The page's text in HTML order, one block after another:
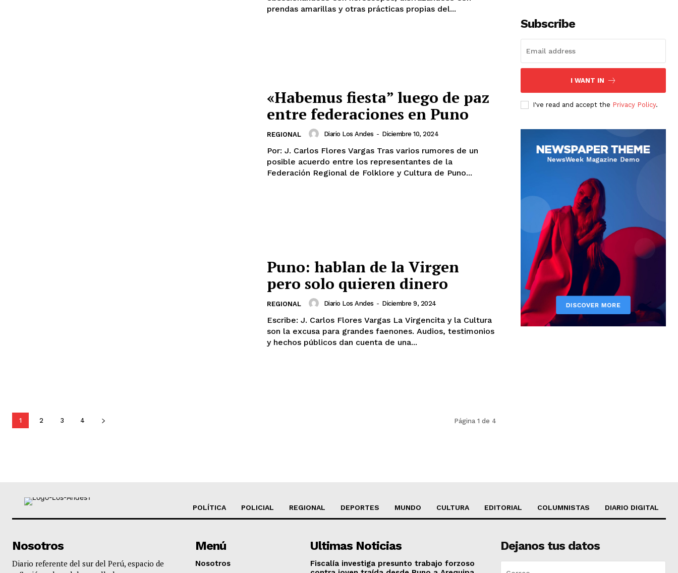
Contacto
prendas amarillas y otras prácticas propias del...
«Habemus fiesta” luego de paz
entre federaciones en Puno
REGIONAL Diario Los Andes - Diciembre 10, 2024
Por: J. Carlos Flores Vargas Tras varios rumores de un
posible acuerdo entre los representantes de la
Federación Regional de Folklore y Cultura de Puno...
Puno: hablan de la Virgen
pero solo quieren dinero
REGIONAL Diario Los Andes - Diciembre 9, 2024
Escribe: J. Carlos Flores Vargas La Virgencita y la Cultura
son la excusa para grandes faenones. Audios, testimonios
y hechos públicos dan cuenta de una...
1 2 3 4 Página 1 de 4
Subscribe
I WANT IN
I've read and accept the Privacy Policy.
POLÍTICA POLICIAL REGIONAL DEPORTES MUNDO CULTURA EDITORIAL COLUMNISTAS DIARIO DIGITAL
Nosotros
Diario referente del sur del Perú, espacio de
Menú
Nosotros
Ultimas Noticias
Fiscalía investiga presunto trabajo forzoso
Dejanos tus datos